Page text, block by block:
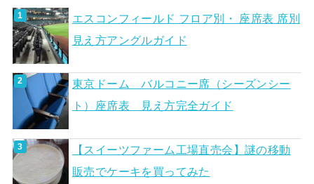
エスコンフィールド フロア別・ 座席表 席別
見え方アングルガイド
東京ドーム バルコニー席（シーズンシー
ト）座席表 見え方完全ガイド
【スイーツファーム工場直売会】謎の移動
販売でケーキを買ってみた